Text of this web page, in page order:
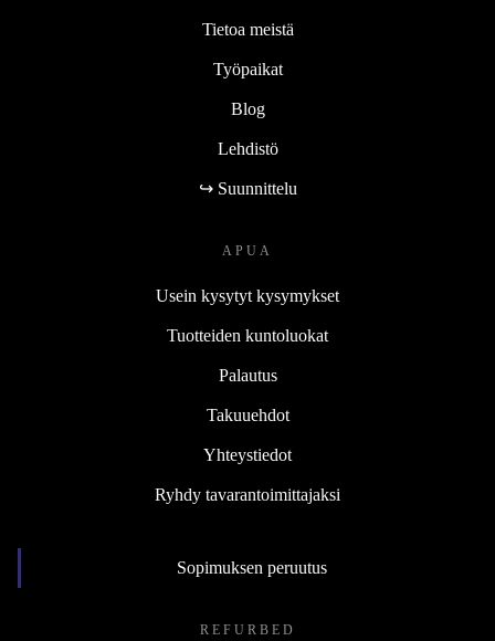
Tietoa meistä
Työpaikat
Blog
Lehdistö
↪ Suunnittelu
APUA
Usein kysytyt kysymykset
Tuotteiden kuntoluokat
Palautus
Takuuehdot
Yhteystiedot
Ryhdy tavarantoimittajaksi
Sopimuksen peruutus
REFURBED